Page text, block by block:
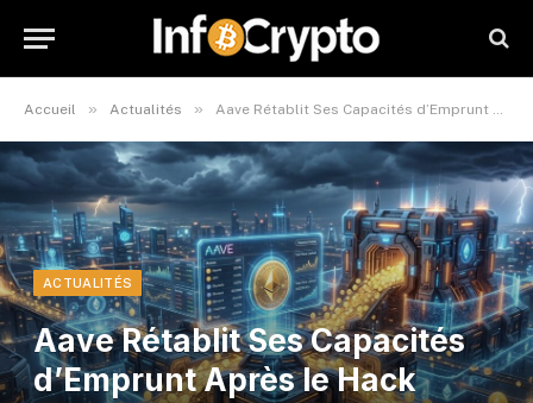
Accueil » Actualités » Aave Rétablit Ses Capacités d’Emprunt Après le Hack rsETH
ACTUALITÉS
Aave Rétablit Ses Capacités
d’Emprunt Après le Hack